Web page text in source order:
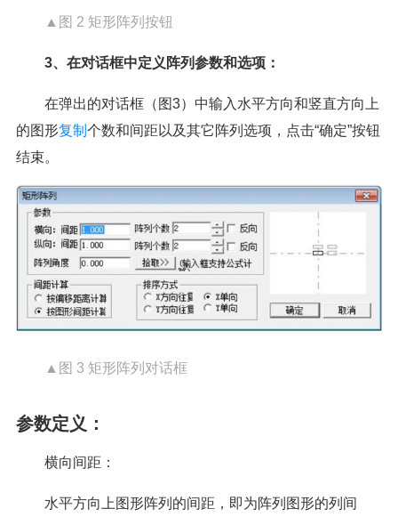
▲图 2 矩形阵列按钮
3、在对话框中定义阵列参数和选项：
在弹出的对话框（图3）中输入水平方向和竖直方向上
的图形复制 个数和间距以及其它阵列选项，点击“确定”按钮
结束。
▲图 3 矩形阵列对话框
参数定义：
横向间距：
水平方向上图形阵列的间距，即为阵列图形的列间